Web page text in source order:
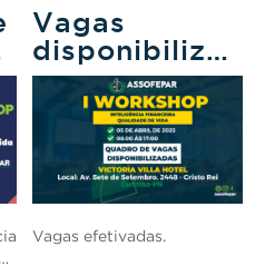
Vagas
para o I
Workshop de
inteligência
financeira e
qualidade de
Vagas efetivadas.